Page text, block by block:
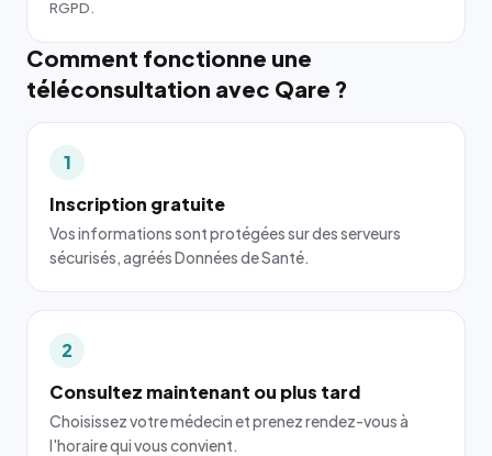
RGPD.
Comment fonctionne une
téléconsultation avec Qare ?
1
Inscription gratuite
Vos informations sont protégées sur des serveurs
sécurisés, agréés Données de Santé.
2
Consultez maintenant ou plus tard
Choisissez votre médecin et prenez rendez-vous à
l'horaire qui vous convient.